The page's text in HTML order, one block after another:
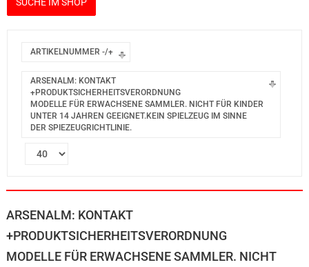
ARTIKELNUMMER -/+
ARSENALM: KONTAKT
+PRODUKTSICHERHEITSVERORDNUNG
MODELLE FÜR ERWACHSENE SAMMLER. NICHT FÜR KINDER
UNTER 14 JAHREN GEEIGNET.KEIN SPIELZEUG IM SINNE
DER SPIEZEUGRICHTLINIE.
ARSENALM: KONTAKT
+PRODUKTSICHERHEITSVERORDNUNG
MODELLE FÜR ERWACHSENE SAMMLER. NICHT